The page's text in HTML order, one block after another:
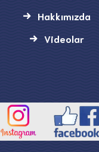
Hakkımızda
Videolar